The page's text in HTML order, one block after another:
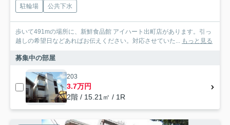
駐輪場 公共下水
歩いて491mの場所に、新鮮食品館 アイハート出町店があります。引っ
越しの希望日などあればお伝えください。対応させていた... もっと見る
募集中の部屋
203
3.7万円
2階 / 15.21㎡ / 1R